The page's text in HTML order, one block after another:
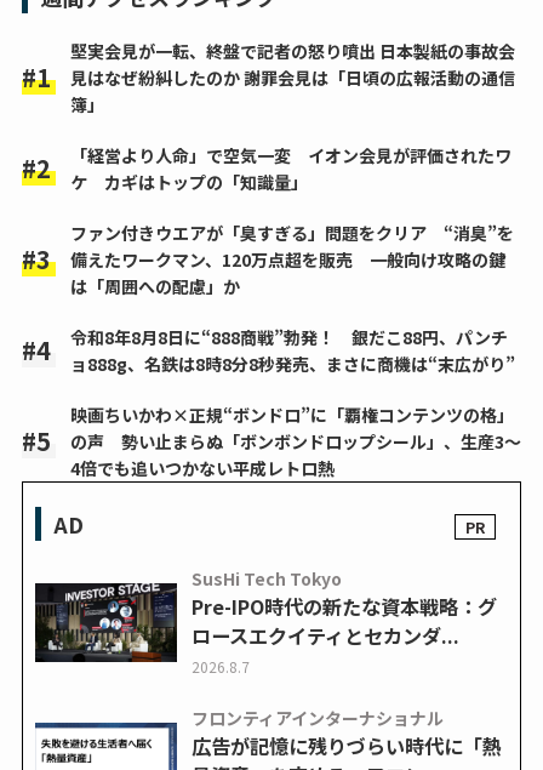
堅実会見が一転、終盤で記者の怒り噴出 日本製紙の事故会
見はなぜ紛糾したのか 謝罪会見は「日頃の広報活動の通信
簿」
「経営より人命」で空気一変 イオン会見が評価されたワ
ケ カギはトップの「知識量」
ファン付きウエアが「臭すぎる」問題をクリア “消臭”を
備えたワークマン、120万点超を販売 一般向け攻略の鍵
は「周囲への配慮」か
令和8年8月8日に“888商戦”勃発！ 銀だこ88円、パンチ
ョ888g、名鉄は8時8分8秒発売、まさに商機は“末広がり”
映画ちいかわ×正規“ボンドロ”に「覇権コンテンツの格」
の声 勢い止まらぬ「ボンボンドロップシール」、生産3～
4倍でも追いつかない平成レトロ熱
AD
SusHi Tech Tokyo
Pre-IPO時代の新たな資本戦略：グ
ロースエクイティとセカンダ...
2026.8.7
フロンティアインターナショナル
広告が記憶に残りづらい時代に「熱